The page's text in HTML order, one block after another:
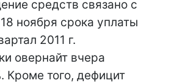
средств связано с
ноября срока уплаты
2011 г.
овернайт вчера
Кроме того, дефицит